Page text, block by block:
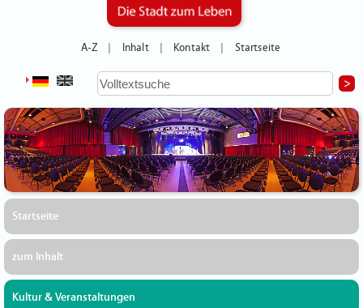
A-Z Inhalt Kontakt Startseite
Startseite
zum Inhalt
Kultur & Veranstaltungen